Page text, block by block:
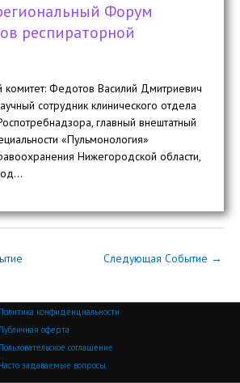
Форум
респираторной
комитет: Федотов Василий Дмитриевич
сотрудник клинического отдела
главный внештатный
«Пульмонология»
Нижегородской области,
Следующая Событие →
Политика конфиденциальности
Публичная оферта
Пользовательское соглашение
Часто задаваемые вопросы